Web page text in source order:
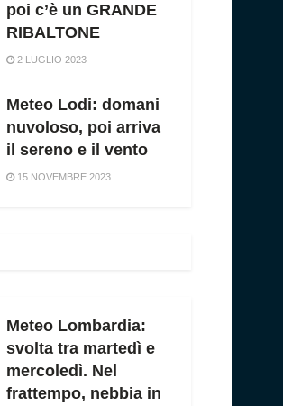
poi c’è un GRANDE
RIBALTONE
2 LUGLIO 2023
Meteo Lodi: domani
nuvoloso, poi arriva
il sereno e il vento
15 NOVEMBRE 2023
Meteo Lombardia:
svolta tra martedì e
mercoledì. Nel
frattempo, nebbia in